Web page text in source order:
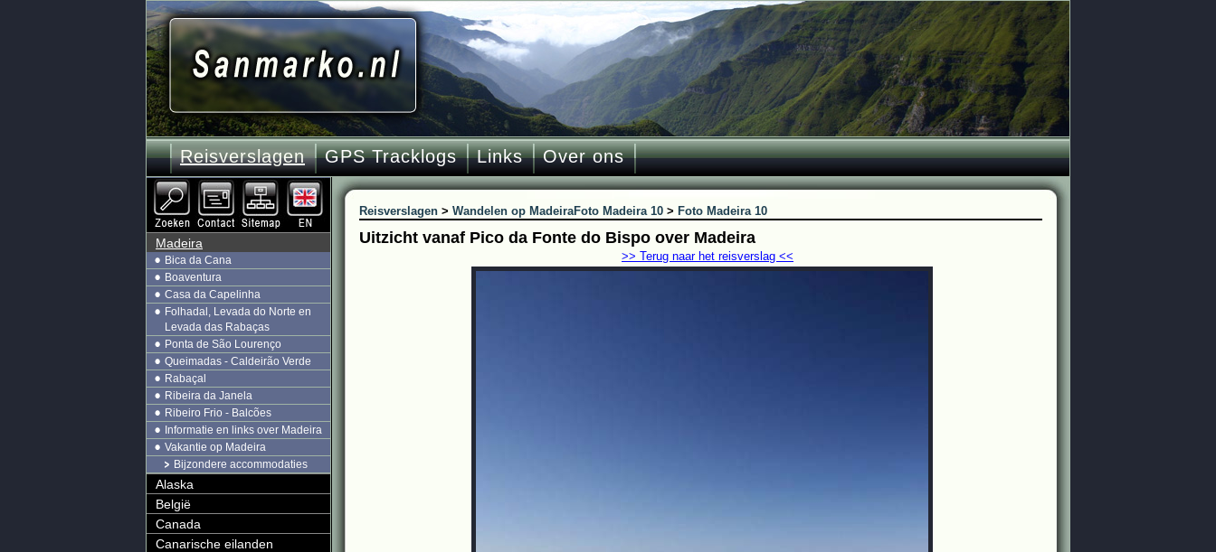
Reisverslagen GPS Tracklogs Links Over ons
Reisverslagen > Wandelen op MadeiraFoto Madeira 10 > Foto Madeira 10
Uitzicht vanaf Pico da Fonte do Bispo over Madeira
>> Terug naar het reisverslag <<
Madeira
Bica da Cana
Boaventura
Casa da Capelinha
Folhadal, Levada do Norte en
Levada das Rabaças
Ponta de São Lourenço
Queimadas - Caldeirão Verde
Rabaçal
Ribeira da Janela
Ribeiro Frio - Balcões
Informatie en links over Madeira
Vakantie op Madeira
Bijzondere accommodaties
Alaska
België
Canada
Canarische eilanden